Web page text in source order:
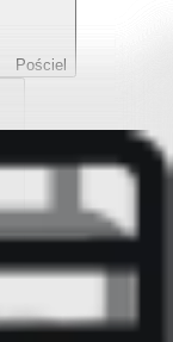
Pościel